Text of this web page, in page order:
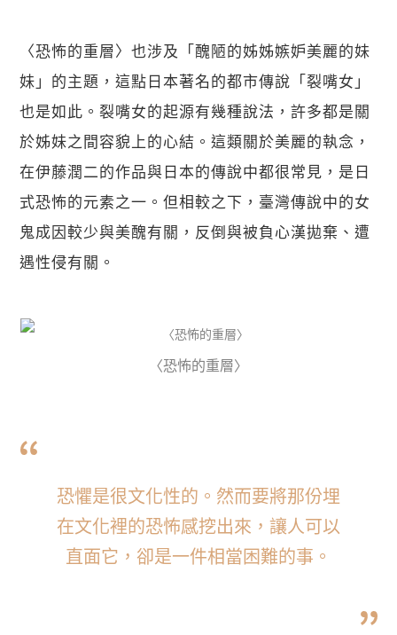
〈恐怖的重層〉也涉及「醜陋的姊姊嫉妒美麗的妹
妹」的主題，這點日本著名的都市傳說「裂嘴女」
也是如此。裂嘴女的起源有幾種說法，許多都是關
於姊妹之間容貌上的心結。這類關於美麗的執念，
在伊藤潤二的作品與日本的傳說中都很常見，是日
式恐怖的元素之一。但相較之下，臺灣傳說中的女
鬼成因較少與美醜有關，反倒與被負心漢拋棄、遭
遇性侵有關。
〈恐怖的重層〉
恐懼是很文化性的。然而要將那份埋
在文化裡的恐怖感挖出來，讓人可以
直面它，卻是一件相當困難的事。